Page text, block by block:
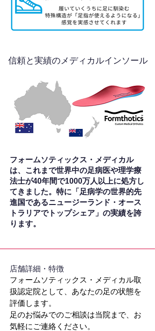
信頼と実績のメディカルインソール
フォームソティックス・メディカル
は、これまで世界中の足病医や理学療
法士が40年間で1000万人以上に処方し
てきました。特に「足病学の世界的先
進国であるニュージーランド・オース
トラリアでトップシェア」の実績を誇
ります。
​店舗詳細・特徴
フォームソティックス・メディカル取
扱認定院として、あなたの足の状態を
評価します。
足のお悩みでのご相談は当院まで、お
気軽にご連絡ください。